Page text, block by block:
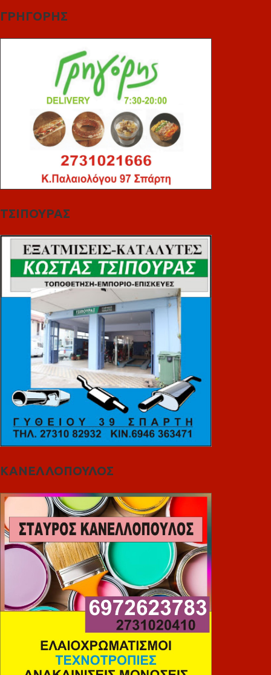
ΓΡΗΓΟΡΗΣ
ΤΣΙΠΟΥΡΑΣ
ΚΑΝΕΛΛΟΠΟΥΛΟΣ